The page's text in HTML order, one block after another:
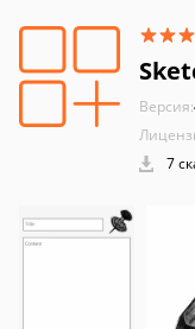
Версия:
7